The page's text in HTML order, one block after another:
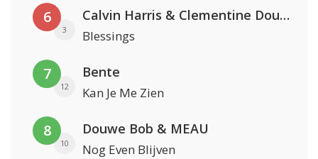
6
3
Calvin Harris & Clementine Douglas
Blessings
7
12
Bente
Kan Je Me Zien
8
10
Douwe Bob & MEAU
Nog Even Blijven